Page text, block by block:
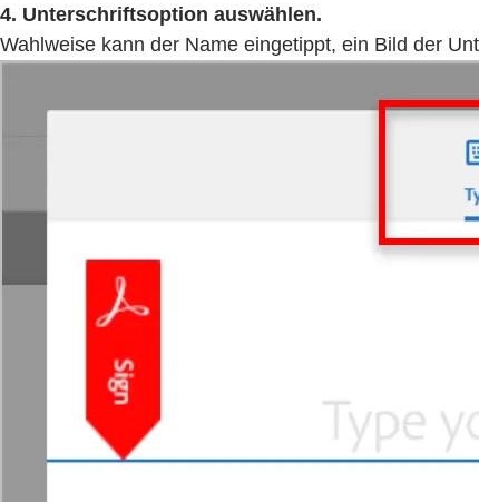
4. Unterschriftsoption auswählen.
Wahlweise kann der Name eingetippt, ein Bild der